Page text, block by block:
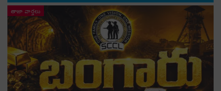
తాజా వార్తలు